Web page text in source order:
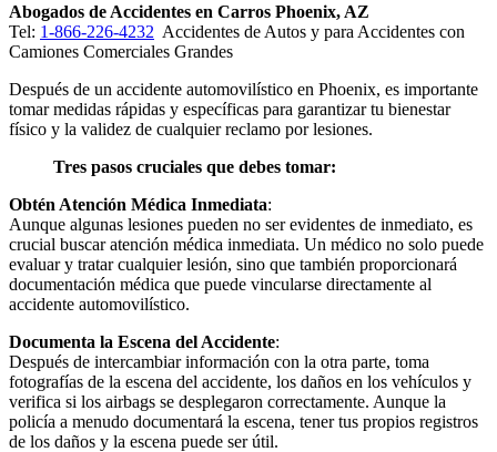
Abogados de Accidentes en Carros Phoenix, AZ
Tel: 1-866-226-4232 Accidentes de Autos y para Accidentes con
Camiones Comerciales Grandes
Después de un accidente automovilístico en Phoenix, es importante
tomar medidas rápidas y específicas para garantizar tu bienestar
físico y la validez de cualquier reclamo por lesiones.
Tres pasos cruciales que debes tomar:
Obtén Atención Médica Inmediata:
Aunque algunas lesiones pueden no ser evidentes de inmediato, es
crucial buscar atención médica inmediata. Un médico no solo puede
evaluar y tratar cualquier lesión, sino que también proporcionará
documentación médica que puede vincularse directamente al
accidente automovilístico.
Documenta la Escena del Accidente:
Después de intercambiar información con la otra parte, toma
fotografías de la escena del accidente, los daños en los vehículos y
verifica si los airbags se desplegaron correctamente. Aunque la
policía a menudo documentará la escena, tener tus propios registros
de los daños y la escena puede ser útil.